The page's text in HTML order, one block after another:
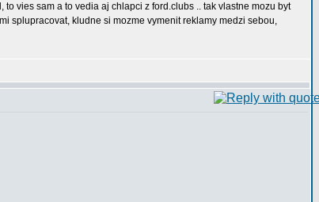
vies sam a to vedia aj chlapci z ford.clubs .. tak vlastne mozu byt
splupracovat, kludne si mozme vymenit reklamy medzi sebou,